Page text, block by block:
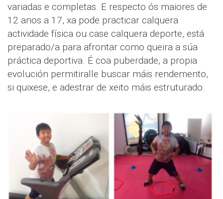
variadas e completas. E respecto ós maiores de
12 anos a 17, xa pode practicar calquera
actividade física ou case calquera deporte, está
preparado/a para afrontar como queira a súa
práctica deportiva. É coa puberdade, a propia
evolución permitiralle buscar máis rendemento,
si quixese, e adestrar de xeito máis estruturado.